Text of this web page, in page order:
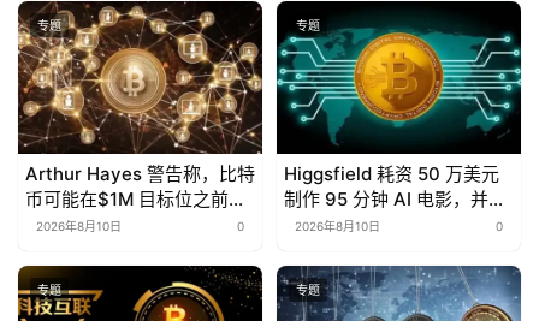
专题
Arthur Hayes 警告称，比特
币可能在$1M 目标位之前跌
至50,000美元
2026年8月10日 0
专题
Higgsfield 耗资 50 万美元
制作 95 分钟 AI 电影，并开
源全部提示词
2026年8月10日 0
专题 专题